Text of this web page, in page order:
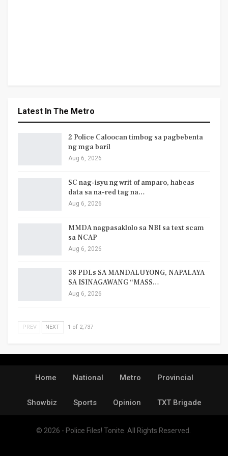
Latest In The Metro
2 Police Caloocan timbog sa pagbebenta
ng mga baril
Aug 6, 2026
SC nag-isyu ng writ of amparo, habeas
data sa na-red tag na…
Aug 6, 2026
MMDA nagpasaklolo sa NBI sa text scam
sa NCAP
Aug 6, 2026
38 PDLs SA MANDALUYONG, NAPALAYA
SA ISINAGAWANG “MASS…
Aug 6, 2026
PREV NEXT 1 of 2,737
Home National Metro Provincial
Showbiz Sports Opinion TXT Brigade
© 2026 - Police Files! Tonite. All Rights Reserved.